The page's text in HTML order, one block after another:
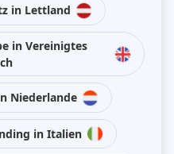
in Lettland
in Vereinigtes
Niederlande
in Italien